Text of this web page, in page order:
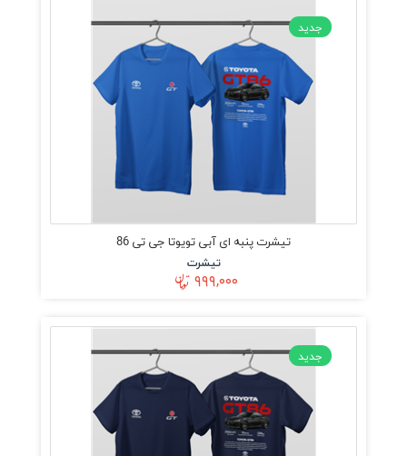
جدید
تیشرت پنبه ای آبی تویوتا جی تی 86
تیشرت
۹۹۹,۰۰۰
جدید